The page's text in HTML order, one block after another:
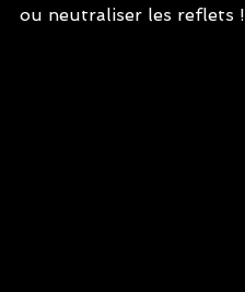
ou neutraliser les reflets !